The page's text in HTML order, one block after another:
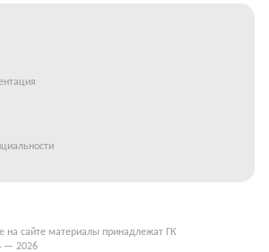
на сайте материалы принадлежат ГК
— 2026